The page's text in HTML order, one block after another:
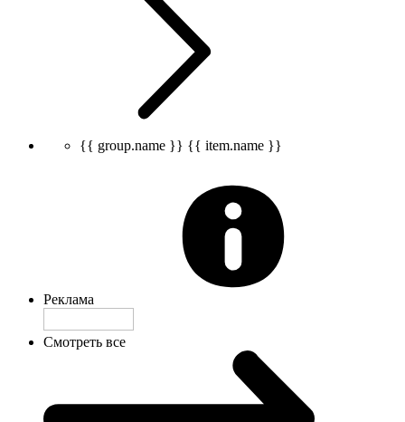
{{ group.name }} {{ item.name }}
Реклама
Смотреть все